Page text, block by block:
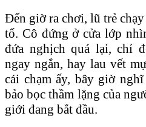
Đến giờ ra chơi, lũ trẻ
tổ. Cô đứng ở cửa lớp
đứa nghịch quá lại, chỉ
ngay ngắn, hay lau vết
cái chạm ấy, bây giờ
bảo bọc thầm lặng của
giới đang bắt đầu.